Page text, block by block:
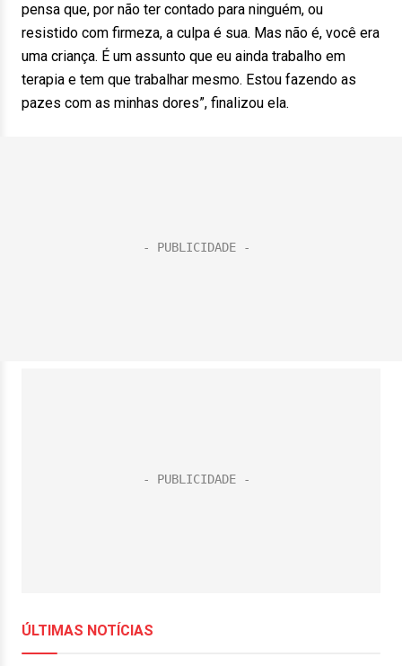
pensa que, por não ter contado para ninguém, ou
resistido com firmeza, a culpa é sua. Mas não é, você era
uma criança. É um assunto que eu ainda trabalho em
terapia e tem que trabalhar mesmo. Estou fazendo as
pazes com as minhas dores”, finalizou ela.